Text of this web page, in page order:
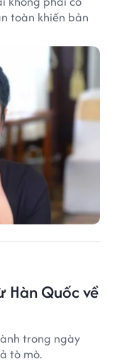
toàn khiến bản
Hàn Quốc về
trong ngày
tò mò.